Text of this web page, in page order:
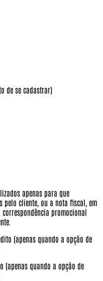
de se cadastrar)
apenas para que
pelo cliente, ou a nota fiscal, em
correspondência promocional
(apenas quando a opção de
(apenas quando a opção de